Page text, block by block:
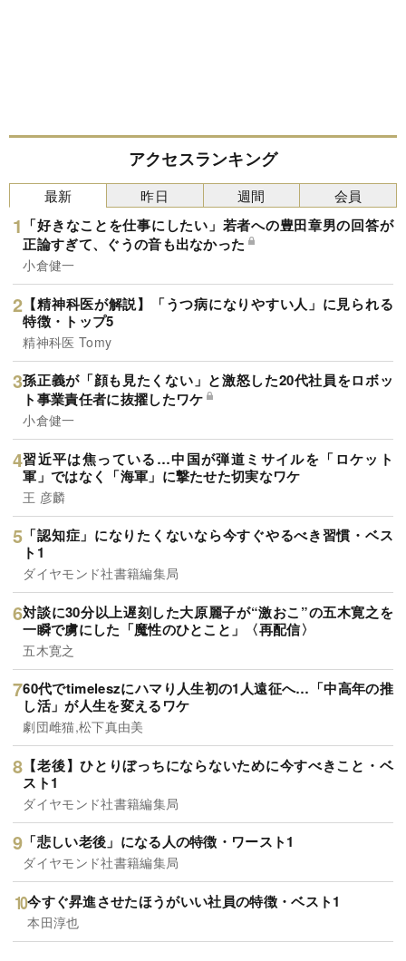
アクセスランキング
最新
「好きなことを仕事にしたい」若者への豊田章男の回答が
正論すぎて、ぐうの音も出なかった
小倉健一
【精神科医が解説】「うつ病になりやすい人」に見られる
特徴・トップ5
精神科医 Tomy
孫正義が「顔も見たくない」と激怒した20代社員をロボッ
ト事業責任者に抜擢したワケ
小倉健一
習近平は焦っている…中国が弾道ミサイルを「ロケット
軍」ではなく「海軍」に撃たせた切実なワケ
王 彦麟
「認知症」になりたくないなら今すぐやるべき習慣・ベス
ト1
ダイヤモンド社書籍編集局
対談に30分以上遅刻した大原麗子が“激おこ”の五木寛之を
一瞬で虜にした「魔性のひとこと」〈再配信〉
五木寛之
60代でtimeleszにハマり人生初の1人遠征へ…「中高年の推
し活」が人生を変えるワケ
劇団雌猫,松下真由美
【老後】ひとりぼっちにならないために今すべきこと・ベ
スト1
ダイヤモンド社書籍編集局
「悲しい老後」になる人の特徴・ワースト1
ダイヤモンド社書籍編集局
今すぐ昇進させたほうがいい社員の特徴・ベスト1
本田淳也
昨日 週間 会員